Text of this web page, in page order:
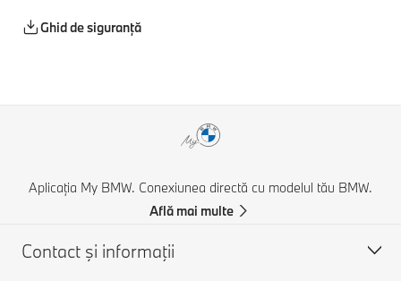
Ghid de siguranţă
Aplicația My BMW. Conexiunea directă cu modelul tău BMW.
Află mai multe
Contact şi informaţii